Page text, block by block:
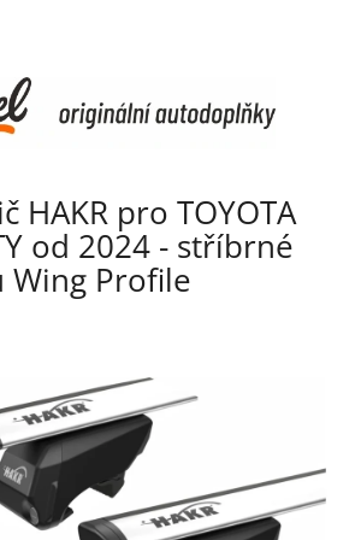
HAKR pro TOYOTA
od 2024 - stříbrné
Wing Profile